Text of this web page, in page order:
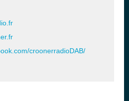
croonerradioDAB/